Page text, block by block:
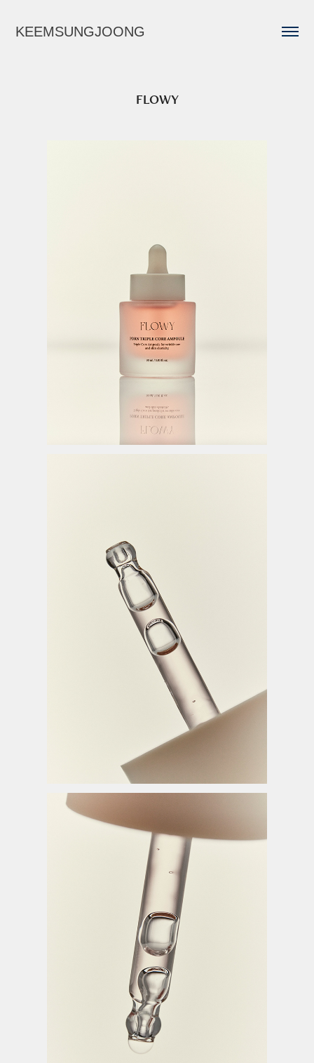
KEEMSUNGJOONG
FLOWY